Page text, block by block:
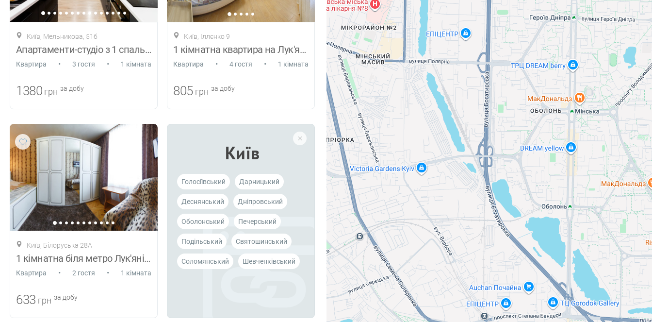
Київ, Мельникова, 51б
Апартаменти-студіо з 1 спальнею
Квартира • 3 гостя • 1 кімната
1380 грн за добу
Київ, Іллєнко 9
1 кімнатна квартира на Лук'янівці
Квартира • 4 гостя • 1 кімната
805 грн за добу
Київ, Білоруська 28А
1 кімнатна біля метро Лук'янівська
Квартира • 2 гостя • 1 кімната
633 грн за добу
Київ
Голосіївський Дарницький
Деснянський Дніпровський
Оболонський Печерський
Подільський Святошинський
Соломянський Шевченківський